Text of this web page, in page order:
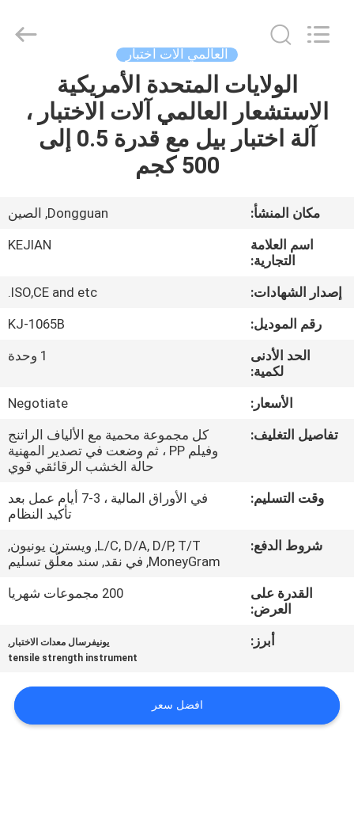
الصفحة
الرئيسية
معلومات
جولة
المعمل
مراقبة
الجودة
اطلب
PRIVACY
POLICY
INSTRUMENT
CO.,LTD.
العالمي آلات اختبار
الولايات المتحدة الأمريكية
الاستشعار العالمي آلات الاختبار ،
آلة اختبار بيل مع قدرة 0.5 إلى
500 كجم
مكان المنشأ:
Dongguan, الصين
اسم العلامة
التجارية:
KEJIAN
إصدار الشهادات:
ISO,CE and etc.
رقم الموديل:
KJ-1065B
الحد الأدنى
لكمية:
1 وحدة
الأسعار:
Negotiate
تفاصيل التغليف:
كل مجموعة محمية مع الألياف الراتنج
وفيلم PP ، ثم وضعت في تصدير المهنية
حالة الخشب الرقائقي قوي
وقت التسليم:
في الأوراق المالية ، 3-7 أيام عمل بعد
تأكيد النظام
شروط الدفع:
L/C, D/A, D/P, T/T, ويسترن يونيون,
MoneyGram, في نقد, سند معلّق تسليم
القدرة على
العرض:
200 مجموعات شهريا
أبرز: يونيفرسال معدات الاختبار ,
tensile strength instrument
افضل سعر